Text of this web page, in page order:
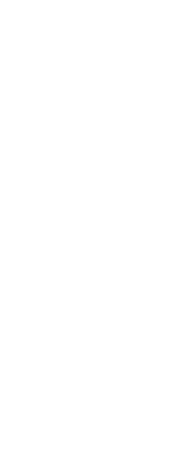
petite pervenche (60 mg) + acérola
par jour, pendant dix jours. A
au naturel